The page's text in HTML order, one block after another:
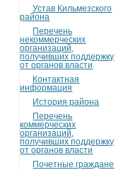
Устав Кильмезского
района
Перечень
некоммерческих
организаций,
получивших поддержку
от органов власти
Контактная
информация
История района
Перечень
коммерческих
организаций,
получивших поддержку
от органов власти
Почетные граждане